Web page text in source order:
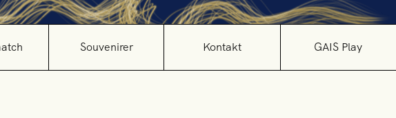
Souvenirer Kontakt GAIS Play